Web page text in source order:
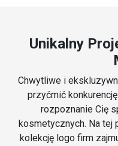
Unikalny
Chwytliwe i
przyćmić
rozpoznanie Cię
kosmetycznych. Na
kolekcję logo firm